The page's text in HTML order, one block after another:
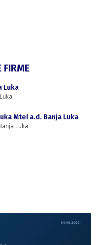
FIRME
Luka
Mtel a.d. Banja Luka
Luka